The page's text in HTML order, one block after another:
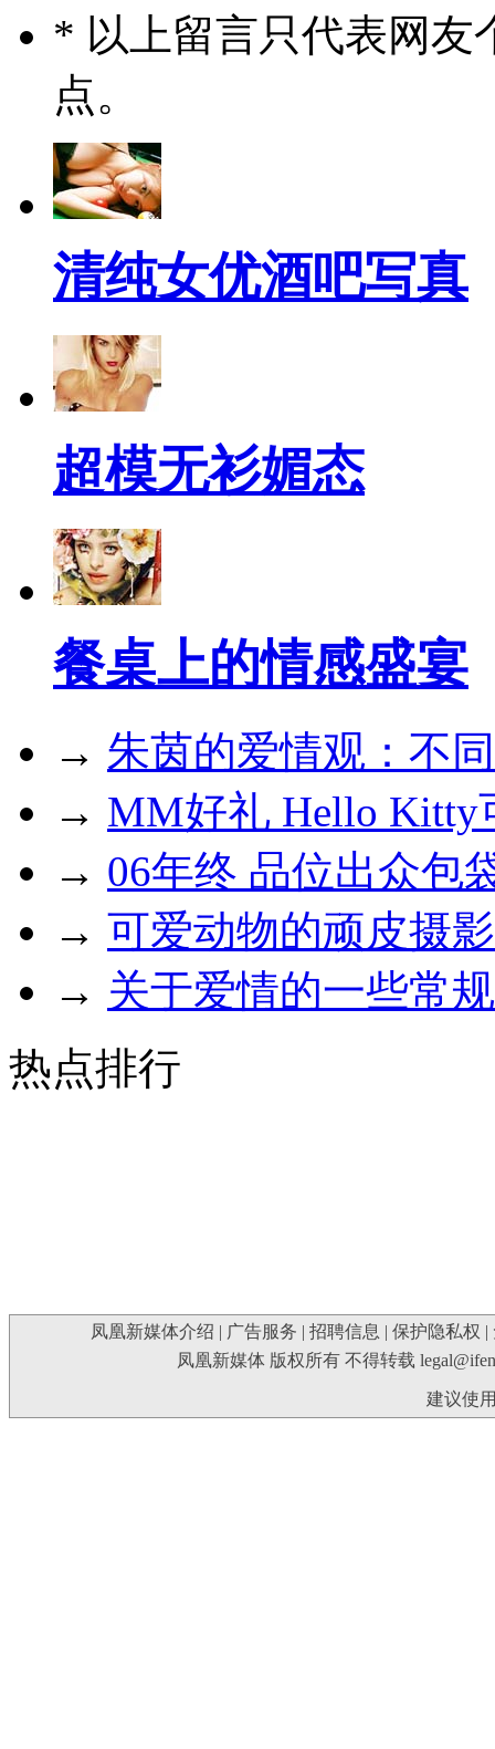
* 以上留言只代表网友
点。
清纯女优酒吧写真
超模无衫媚态
餐桌上的情感盛宴
→ 朱茵的爱情观：不
→ MM好礼 Hello Kitty
→ 06年终 品位出众包
→ 可爱动物的顽皮摄
→ 关于爱情的一些常
热点排行
凤凰新媒体介绍 | 广告服务 | 招聘信息 | 保护隐私权 |
凤凰新媒体 版权所有 不得转载
建议使